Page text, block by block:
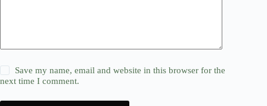
Save my name, email and website in this browser for the
next time I comment.